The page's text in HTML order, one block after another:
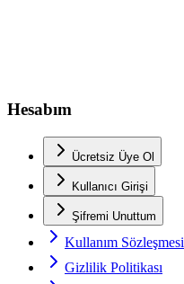
Hesabım
Ücretsiz Üye Ol
Kullanıcı Girişi
Şifremi Unuttum
Kullanım Sözleşmesi
Gizlilik Politikası